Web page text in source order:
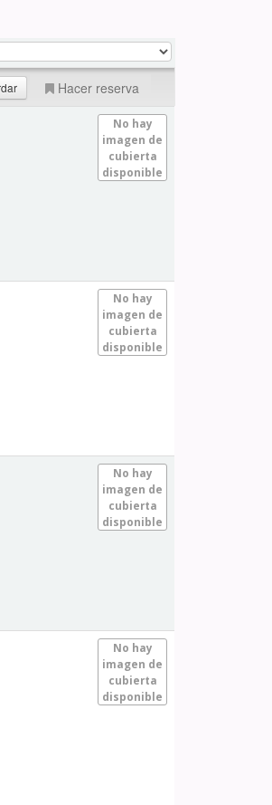
Hacer reserva
No hay
imagen de
cubierta
disponible
No hay
imagen de
cubierta
disponible
No hay
imagen de
cubierta
disponible
No hay
imagen de
cubierta
disponible